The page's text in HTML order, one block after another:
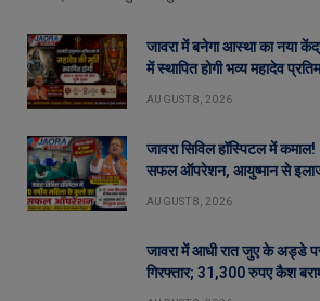
जावरा में बनेगा आस्था का नया
में स्थापित होगी भव्य महादेव
AUGUST 8, 2026
जावरा सिविल हॉस्पिटल में
सफल ऑपरेशन, आयुष्मान से
AUGUST 8, 2026
जावरा में आधी रात जुए के अड्डे
गिरफ्तार; 31,300 रुपए कैश